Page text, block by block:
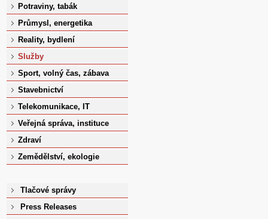
Potraviny, tabák
Průmysl, energetika
Reality, bydlení
Služby
Sport, volný čas, zábava
Stavebnictví
Telekomunikace, IT
Veřejná správa, instituce
Zdraví
Zemědělství, ekologie
Tlačové správy
Press Releases